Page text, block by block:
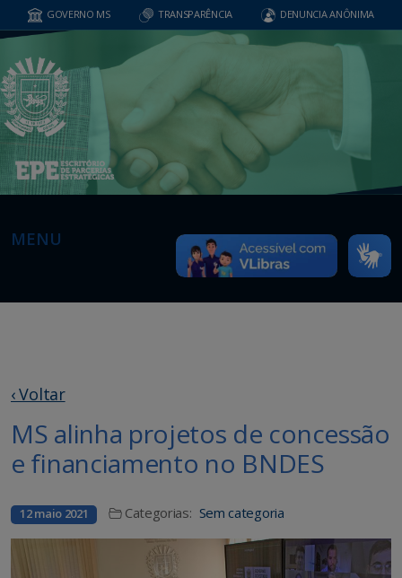
GOVERNO MS TRANSPARÊNCIA DENUNCIA ANÔNIMA
MENU
‹ Voltar
MS alinha projetos de concessão
e financiamento no BNDES
12 maio 2021 Categorias: Sem categoria